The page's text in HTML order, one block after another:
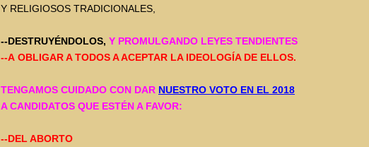
Y RELIGIOSOS TRADICIONALES,
--DESTRUYÉNDOLOS, Y PROMULGANDO LEYES TENDIENTES
--A OBLIGAR A TODOS A ACEPTAR LA IDEOLOGÍA DE ELLOS.
TENGAMOS CUIDADO CON DAR NUESTRO VOTO EN EL 2018
A CANDIDATOS QUE ESTÉN A FAVOR:
--DEL ABORTO